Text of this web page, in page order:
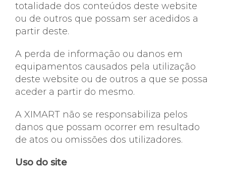
totalidade dos conteúdos deste website
ou de outros que possam ser acedidos a
partir deste.
A perda de informação ou danos em
equipamentos causados ​​pela utilização
deste website ou de outros a que se possa
aceder a partir do mesmo.
A XIMART não se responsabiliza pelos
danos que possam ocorrer em resultado
de atos ou omissões dos utilizadores.
Uso do site